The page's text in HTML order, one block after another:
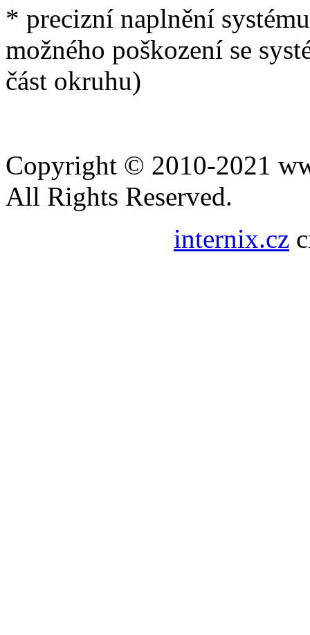
* precizní naplnění
možného poškození se
část okruhu)
Copyright © 2010-2021
All Rights Reserved.
internix.cz